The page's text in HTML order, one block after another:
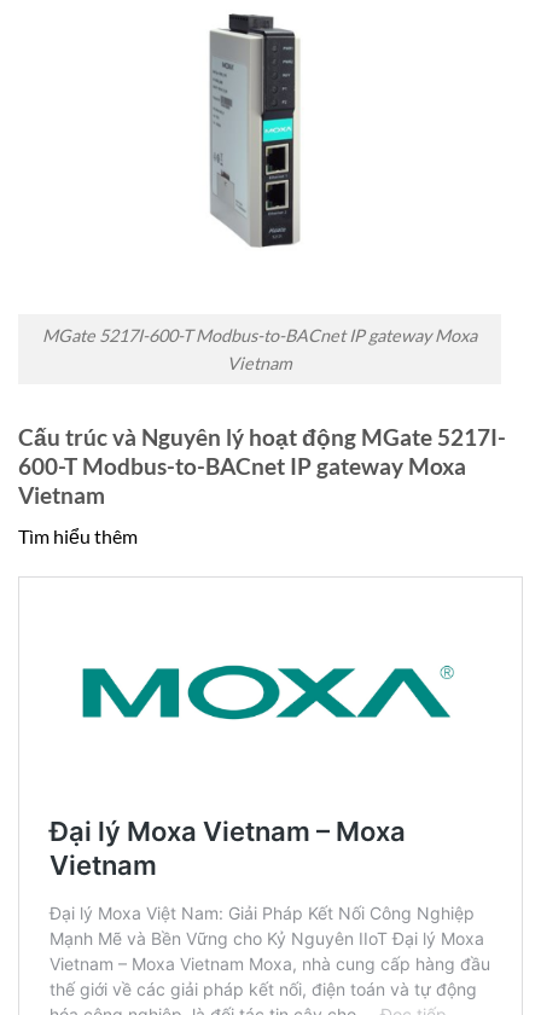
MGate 5217I-600-T Modbus-to-BACnet IP gateway Moxa
Vietnam
Cấu trúc và Nguyên lý hoạt động MGate 5217I-
600-T Modbus-to-BACnet IP gateway Moxa
Vietnam
Tìm hiểu thêm